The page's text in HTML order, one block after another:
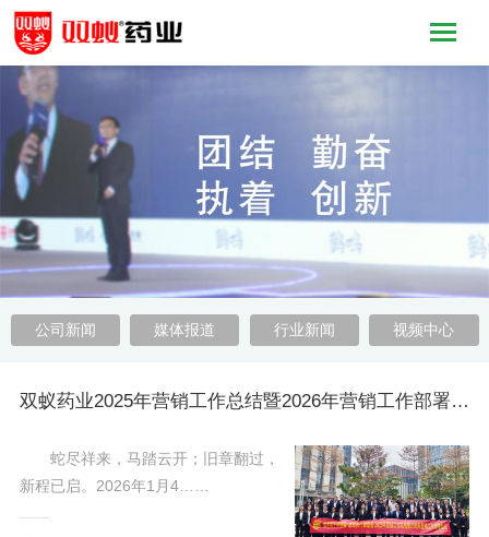
公司新闻 媒体报道 行业新闻 视频中心
双蚁药业2025年营销工作总结暨2026年营销工作部署会议圆满召开
蛇尽祥来，马踏云开；旧章翻过，
新程已启。2026年1月4……